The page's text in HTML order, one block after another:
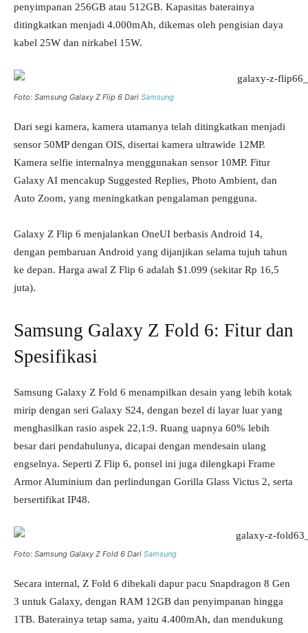
penyimpanan 256GB atau 512GB. Kapasitas baterainya
ditingkatkan menjadi 4.000mAh, dikemas oleh pengisian daya
kabel 25W dan nirkabel 15W.
Foto: Samsung Galaxy Z Flip 6 Dari Samsung
Dari segi kamera, kamera utamanya telah ditingkatkan menjadi
sensor 50MP dengan OIS, disertai kamera ultrawide 12MP.
Kamera selfie internalnya menggunakan sensor 10MP. Fitur
Galaxy AI mencakup Suggested Replies, Photo Ambient, dan
Auto Zoom, yang meningkatkan pengalaman pengguna.
Galaxy Z Flip 6 menjalankan OneUI berbasis Android 14,
dengan pembaruan Android yang dijanjikan selama tujuh tahun
ke depan. Harga awal Z Flip 6 adalah $1.099 (sekitar Rp 16,5
juta).
Samsung Galaxy Z Fold 6: Fitur dan
Spesifikasi
Samsung Galaxy Z Fold 6 menampilkan desain yang lebih kotak
mirip dengan seri Galaxy S24, dengan bezel di layar luar yang
menghasilkan rasio aspek 22,1:9. Ruang uapnya 60% lebih
besar dari pendahulunya, dicapai dengan mendesain ulang
engselnya. Seperti Z Flip 6, ponsel ini juga dilengkapi Frame
Armor Aluminium dan perlindungan Gorilla Glass Victus 2, serta
bersertifikat IP48.
Foto: Samsung Galaxy Z Fold 6 Dari Samsung
Secara internal, Z Fold 6 dibekali dapur pacu Snapdragon 8 Gen
3 untuk Galaxy, dengan RAM 12GB dan penyimpanan hingga
1TB. Baterainya tetap sama, yaitu 4.400mAh, dan mendukung